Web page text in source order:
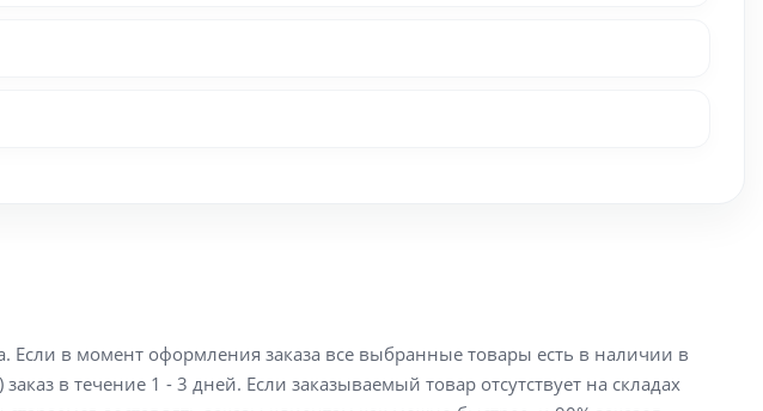
Если в момент оформления заказа все выбранные товары есть в наличии в
в течение 1 - 3 дней. Если заказываемый товар отсутствует на складах